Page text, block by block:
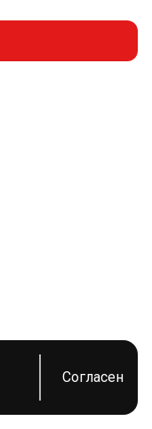
Согласен